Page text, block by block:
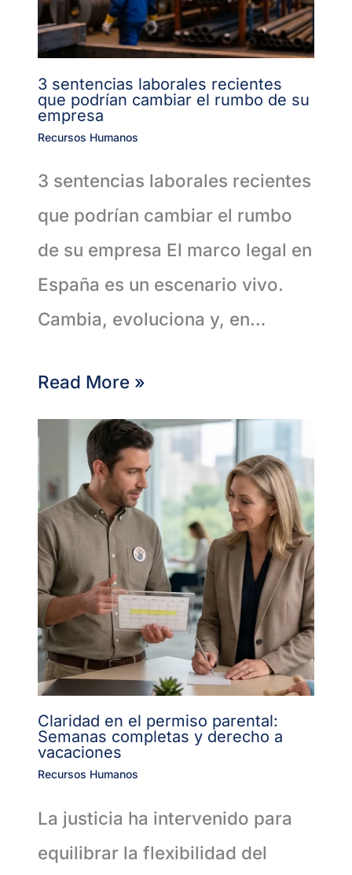
3 sentencias laborales recientes
que podrían cambiar el rumbo de su
empresa
Recursos Humanos
3 sentencias laborales recientes
que podrían cambiar el rumbo
de su empresa El marco legal en
España es un escenario vivo.
Cambia, evoluciona y, en…
Read More »
Claridad en el permiso parental:
Semanas completas y derecho a
vacaciones
Recursos Humanos
La justicia ha intervenido para
equilibrar la flexibilidad del